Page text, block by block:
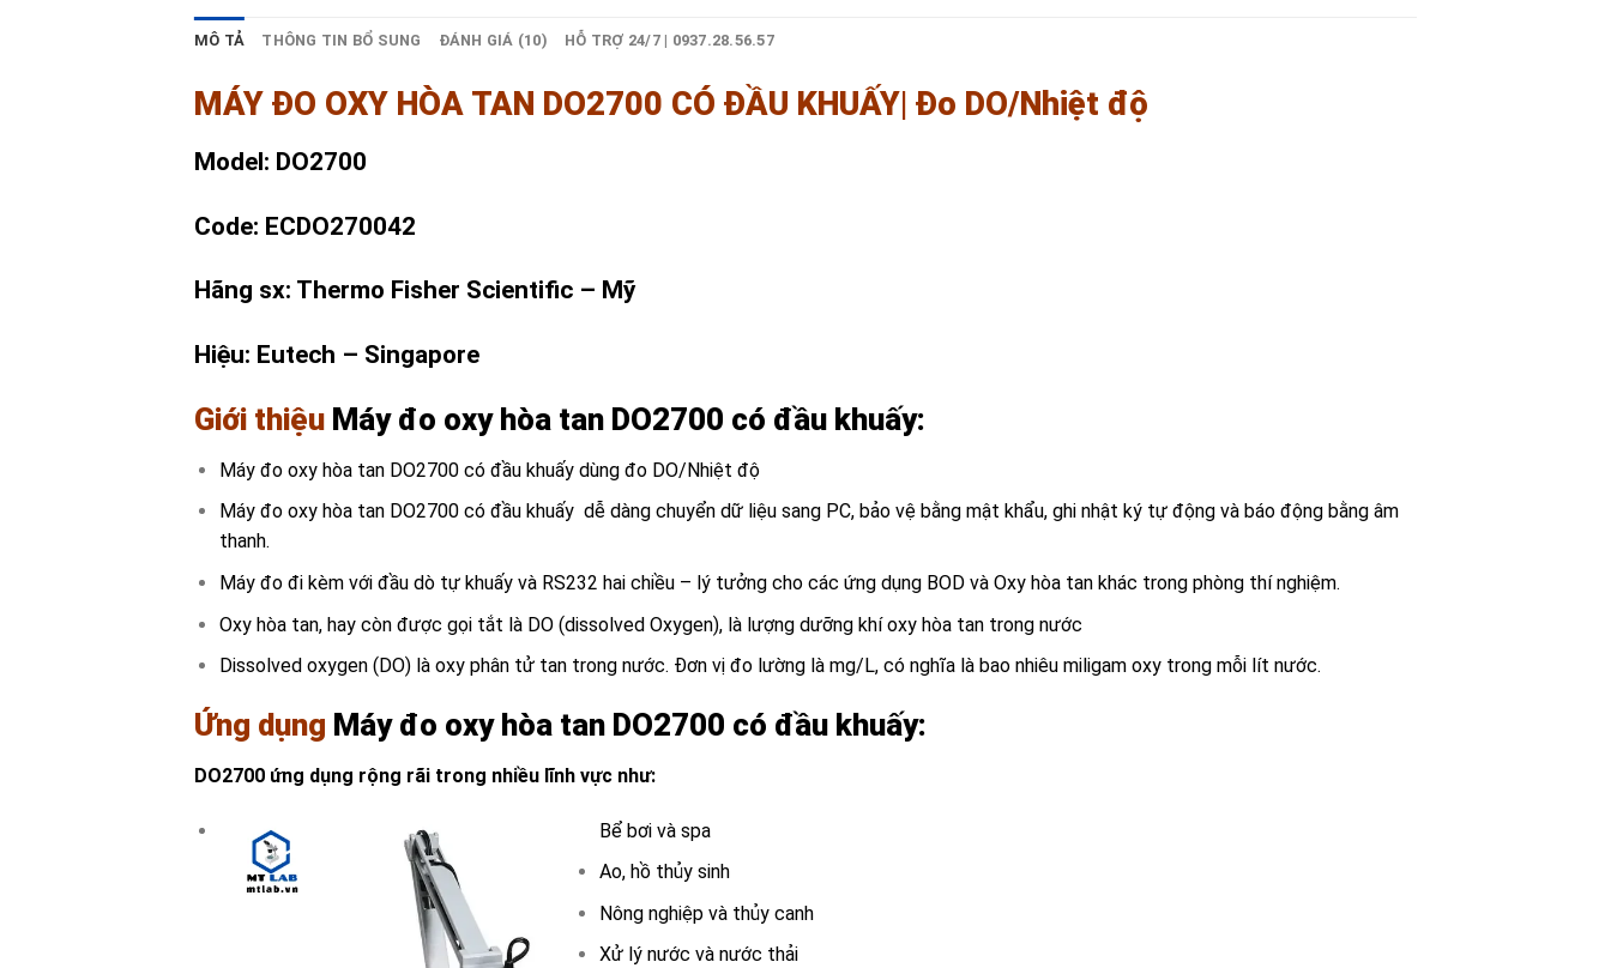
MÔ TẢ THÔNG TIN BỔ SUNG ĐÁNH GIÁ (10) HỖ TRỢ 24/7 | 0937.28.56.57
MÁY ĐO OXY HÒA TAN DO2700 CÓ ĐẦU KHUẤY| Đo DO/Nhiệt độ
Model: DO2700
Code: ECDO270042
Hãng sx: Thermo Fisher Scientific – Mỹ
Hiệu: Eutech – Singapore
Giới thiệu Máy đo oxy hòa tan DO2700 có đầu khuấy:
Máy đo oxy hòa tan DO2700 có đầu khuấy dùng đo DO/Nhiệt độ
Máy đo oxy hòa tan DO2700 có đầu khuấy dễ dàng chuyển dữ liệu sang PC, bảo vệ bằng mật khẩu, ghi nhật ký tự động và báo động bằng âm
thanh.
Máy đo đi kèm với đầu dò tự khuấy và RS232 hai chiều – lý tưởng cho các ứng dụng BOD và Oxy hòa tan khác trong phòng thí nghiệm.
Oxy hòa tan, hay còn được gọi tắt là DO (dissolved Oxygen), là lượng dưỡng khí oxy hòa tan trong nước
Dissolved oxygen (DO) là oxy phân tử tan trong nước. Đơn vị đo lường là mg/L, có nghĩa là bao nhiêu miligam oxy trong mỗi lít nước.
Ứng dụng Máy đo oxy hòa tan DO2700 có đầu khuấy:
DO2700 ứng dụng rộng rãi trong nhiều lĩnh vực như:
Bể bơi và spa
Ao, hồ thủy sinh
Nông nghiệp và thủy canh
Xử lý nước và nước thải